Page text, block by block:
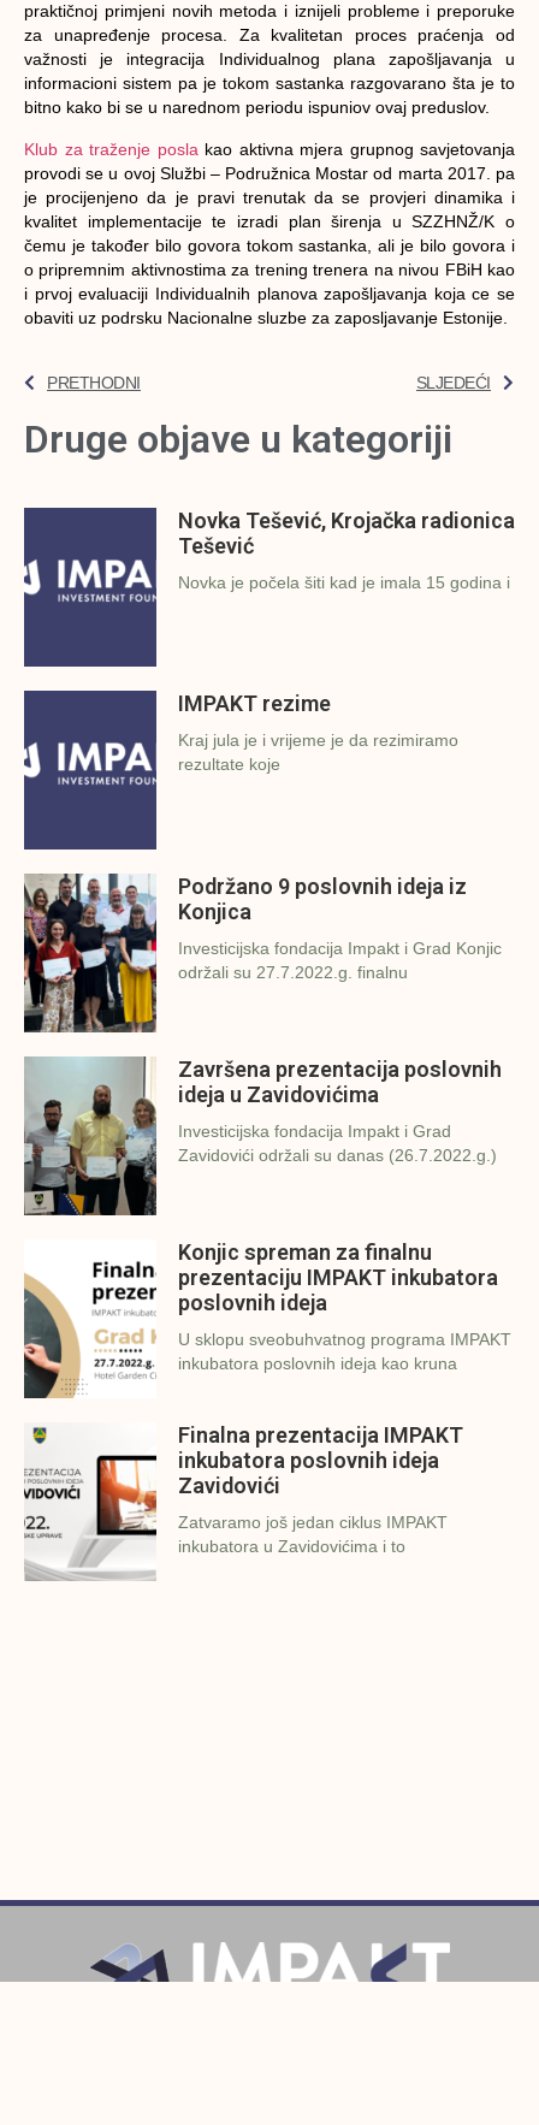
praktičnoj primjeni novih metoda i iznijeli probleme i preporuke
za unapređenje procesa. Za kvalitetan proces praćenja od
važnosti je integracija Individualnog plana zapošljavanja u
informacioni sistem pa je tokom sastanka razgovarano šta je to
bitno kako bi se u narednom periodu ispuniov ovaj preduslov.
Klub za traženje posla kao aktivna mjera grupnog savjetovanja
provodi se u ovoj Službi – Podružnica Mostar od marta 2017. pa
je procijenjeno da je pravi trenutak da se provjeri dinamika i
kvalitet implementacije te izradi plan širenja u SZZHNŽ/K o
čemu je također bilo govora tokom sastanka, ali je bilo govora i
o pripremnim aktivnostima za trening trenera na nivou FBiH kao
i prvoj evaluaciji Individualnih planova zapošljavanja koja ce se
obaviti uz podrsku Nacionalne sluzbe za zaposljavanje Estonije.
PRETHODNI SLJEDEĆI
Druge objave u kategoriji
Novka Tešević, Krojačka radionica
Tešević
Novka je počela šiti kad je imala 15 godina i
IMPAKT rezime
Kraj jula je i vrijeme je da rezimiramo
rezultate koje
Podržano 9 poslovnih ideja iz
Konjica
Investicijska fondacija Impakt i Grad Konjic
održali su 27.7.2022.g. finalnu
Završena prezentacija poslovnih
ideja u Zavidovićima
Investicijska fondacija Impakt i Grad
Zavidovići održali su danas (26.7.2022.g.)
Konjic spreman za finalnu
prezentaciju IMPAKT inkubatora
poslovnih ideja
U sklopu sveobuhvatnog programa IMPAKT
inkubatora poslovnih ideja kao kruna
Finalna prezentacija IMPAKT
inkubatora poslovnih ideja
Zavidovići
Zatvaramo još jedan ciklus IMPAKT
inkubatora u Zavidovićima i to